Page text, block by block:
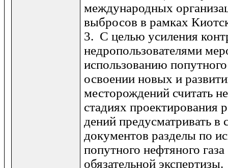
международных
выбросов в рамках
3. С целью усиления
не­дропользователями
использованию
освоении новых и
месторождений считать
стадиях проектирования
дений предусматривать в
документов разделы по
попутного нефтяного
обязательной экспертизы.